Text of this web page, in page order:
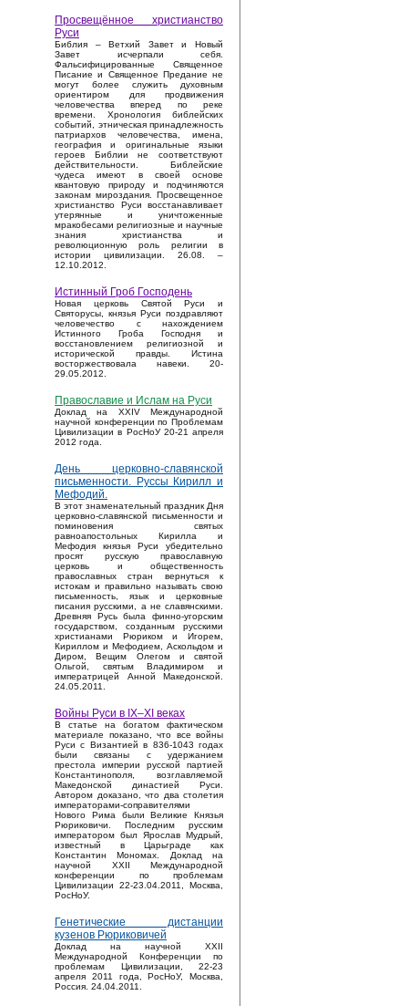
Просвещённое христианство
Руси
Библия – Ветхий Завет и Новый
Завет исчерпали себя.
Фальсифицированные Священное
Писание и Священное Предание не
могут более служить духовным
ориентиром для продвижения
человечества вперед по реке
времени. Хронология библейских
событий, этническая принадлежность
патриархов человечества, имена,
география и оригинальные языки
героев Библии не соответствуют
действительности. Библейские
чудеса имеют в своей основе
квантовую природу и подчиняются
законам мироздания. Просвещенное
христианство Руси восстанавливает
утерянные и уничтоженные
мракобесами религиозные и научные
знания христианства и
революционную роль религии в
истории цивилизации. 26.08. –
12.10.2012.
Истинный Гроб Господень
Новая церковь Святой Руси и
Святорусы, князья Руси поздравляют
человечество с нахождением
Истинного Гроба Господня и
восстановлением религиозной и
исторической правды. Истина
восторжествовала навеки. 20-
29.05.2012.
Православие и Ислам на Руси
Доклад на XXIV Международной
научной конференции по Проблемам
Цивилизации в РосНоУ 20-21 апреля
2012 года.
День церковно-славянской
письменности. Руссы Кирилл и
Мефодий.
В этот знаменательный праздник Дня
церковно-славянской письменности и
поминовения святых
равноапостольных Кирилла и
Мефодия князья Руси убедительно
просят русскую православную
церковь и общественность
православных стран вернуться к
истокам и правильно называть свою
письменность, язык и церковные
писания русскими, а не славянскими.
Древняя Русь была финно-угорским
государством, созданным русскими
христианами Рюриком и Игорем,
Кириллом и Мефодием, Аскольдом и
Диром, Вещим Олегом и святой
Ольгой, святым Владимиром и
императрицей Анной Македонской.
24.05.2011.
Войны Руси в IX–XI веках
В статье на богатом фактическом
материале показано, что все войны
Руси с Византией в 836-1043 годах
были связаны с удержанием
престола империи русской партией
Константинополя, возглавляемой
Македонской династией Руси.
Автором доказано, что два столетия
императорами-соправителями
Нового Рима были Великие Князья
Рюриковичи. Последним русским
императором был Ярослав Мудрый,
известный в Царьграде как
Константин Мономах. Доклад на
научной XXII Международной
конференции по проблемам
Цивилизации 22-23.04.2011, Москва,
РосНоУ.
Генетические дистанции
кузенов Рюриковичей
Доклад на научной XXII
Международной Конференции по
проблемам Цивилизации, 22-23
апреля 2011 года, РосНоУ, Москва,
Россия. 24.04.2011.